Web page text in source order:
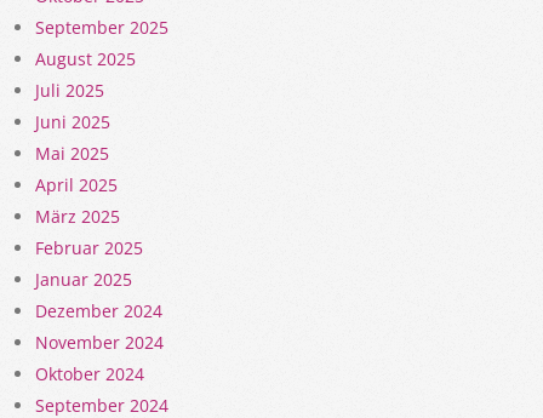
September 2025
August 2025
Juli 2025
Juni 2025
Mai 2025
April 2025
März 2025
Februar 2025
Januar 2025
Dezember 2024
November 2024
Oktober 2024
September 2024